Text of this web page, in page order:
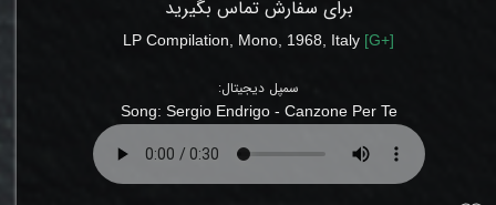
برای سفارش تماس بگیرید
LPCompilation, Mono 1968 , Italy [G+]
سمپل دیجیتال:
Song: Sergio Endrigo - Canzone Per Te